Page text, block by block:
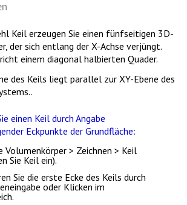
Keil erzeugen Sie einen fünfseitigen 3D-
der sich entlang der X-Achse verjüngt.
einem diagonal halbierten Quader.
des Keils liegt parallel zur XY-Ebene des
einen Keil durch Angabe
Eckpunkte der Grundfläche:
Volumenkörper > Zeichnen > Keil
Sie Keil ein).
Sie die erste Ecke des Keils durch
oder Klicken im